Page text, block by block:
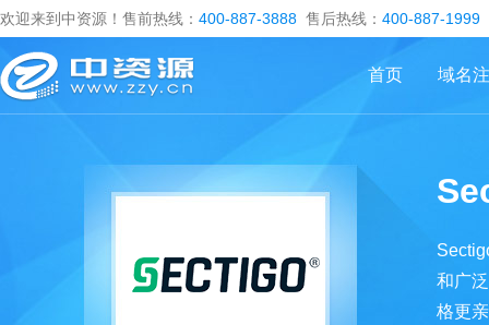
欢迎来到中资源！售前热线： 400-887-3888 售后热线： 400-887-1999
域名
首页
和广
格更